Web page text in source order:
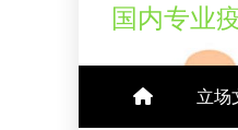
国内专业
立场